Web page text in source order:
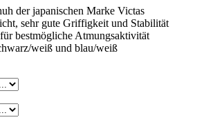
der japanischen Marke Victas
sehr gute Griffigkeit und Stabilität
bestmögliche Atmungsaktivität
weiß und blau/weiß